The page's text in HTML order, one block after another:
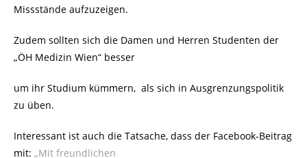
Missstände aufzuzeigen.
Zudem sollten sich die Damen und Herren Studenten der
„ÖH Medizin Wien“ besser
um ihr Studium kümmern, als sich in Ausgrenzungspolitik
zu üben.
Interessant ist auch die Tatsache, dass der Facebook-Beitrag
mit: „Mit freundlichen